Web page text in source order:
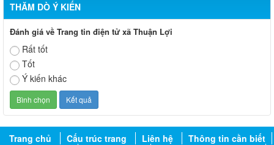
THĂM DÒ Ý KIẾN
Đánh giá về Trang tin điện tử xã Thuận Lợi
Rất tốt
Tốt
Ý kiến khác
Trang chủ Cấu trúc trang Liên hệ
Thông tin cần biết